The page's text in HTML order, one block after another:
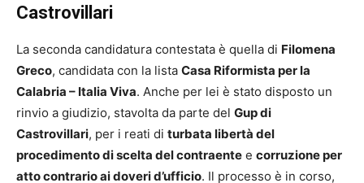
Castrovillari
La seconda candidatura contestata è quella di Filomena
Greco, candidata con la lista Casa Riformista per la
Calabria – Italia Viva. Anche per lei è stato disposto un
rinvio a giudizio, stavolta da parte del Gup di
Castrovillari, per i reati di turbata libertà del
procedimento di scelta del contraente e corruzione per
atto contrario ai doveri d’ufficio. Il processo è in corso,